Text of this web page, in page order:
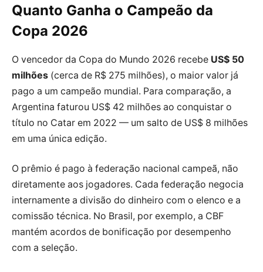
Quanto Ganha o Campeão da
Copa 2026
O vencedor da Copa do Mundo 2026 recebe US$ 50
milhões (cerca de R$ 275 milhões), o maior valor já
pago a um campeão mundial. Para comparação, a
Argentina faturou US$ 42 milhões ao conquistar o
título no Catar em 2022 — um salto de US$ 8 milhões
em uma única edição.
O prêmio é pago à federação nacional campeã, não
diretamente aos jogadores. Cada federação negocia
internamente a divisão do dinheiro com o elenco e a
comissão técnica. No Brasil, por exemplo, a CBF
mantém acordos de bonificação por desempenho
com a seleção.